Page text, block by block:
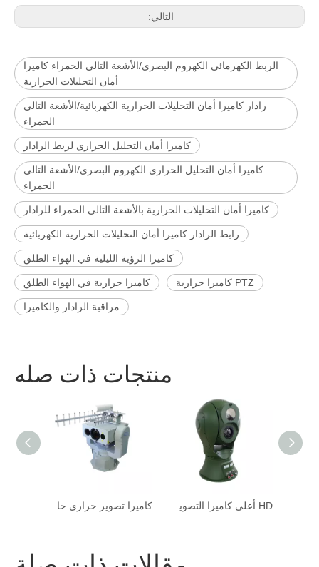
التالي:
الربط الكهرمائي الكهروم البصري/الأشعة التالي الحمراء كاميرا
أمان التحليلات الحرارية
رادار كاميرا أمان التحليلات الحرارية الكهربائية/الأشعة التالي
الحمراء
كاميرا أمان التحليل الحراري لربط الرادار
كاميرا أمان التحليل الحراري الكهروم البصري/الأشعة التالي
الحمراء
كاميرا أمان التحليلات الحرارية بالأشعة التالي الحمراء للرادار
رابط الرادار كاميرا أمان التحليلات الحرارية الكهربائية
كاميرا الرؤية الليلية في الهواء الطلق
كاميرا حرارية في الهواء الطلق PTZ كاميرا حرارية
مراقبة الرادار والكاميرا
منتجات ذات صله